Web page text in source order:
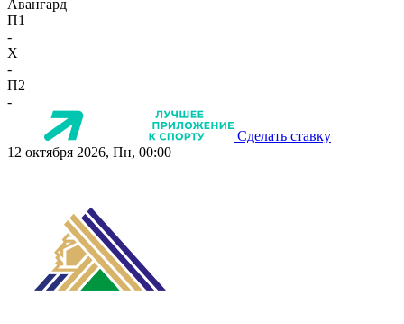
Авангард
П1
-
X
-
П2
-
Сделать ставку
12 октября 2026, Пн, 00:00